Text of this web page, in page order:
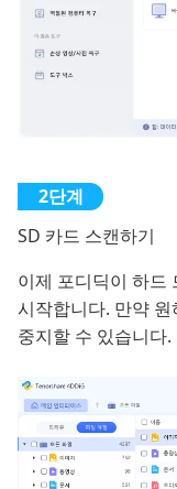
SD 카드 스캔하기
이제 포디딕이 하드
시작합니다. 만약
중지할 수 있습니다.